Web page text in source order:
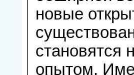
новые
становятся
опытом.